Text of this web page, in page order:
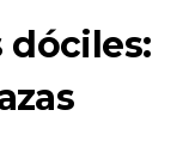
dóciles: